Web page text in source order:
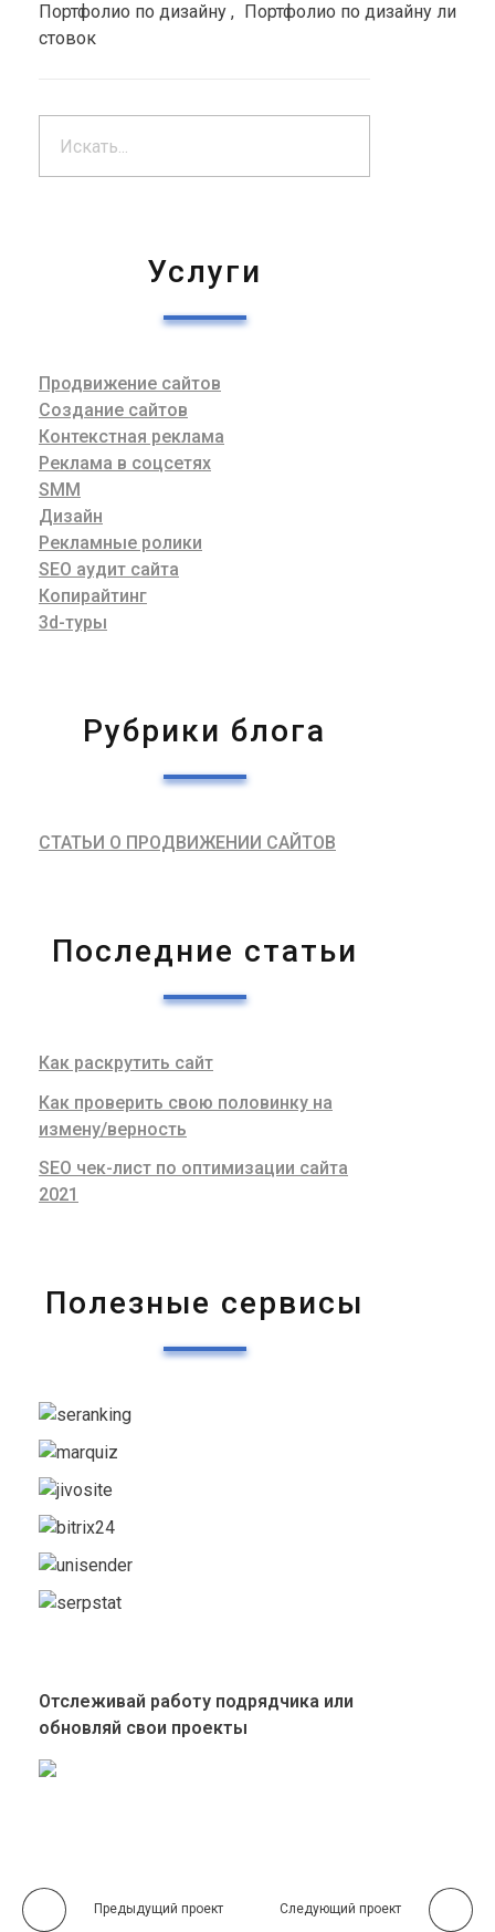
Портфолио по дизайну
Портфолио по дизайну ли
стовок
Услуги
Продвижение сайтов
Создание сайтов
Контекстная реклама
Реклама в соцсетях
SMM
Дизайн
Рекламные ролики
SEO аудит сайта
Копирайтинг
3d-туры
Рубрики блога
СТАТЬИ О ПРОДВИЖЕНИИ САЙТОВ
Последние статьи
Как раскрутить сайт
Как проверить свою половинку на
измену/верность
SEO чек-лист по оптимизации сайта
2021
Полезные сервисы
Отслеживай работу подрядчика или
обновляй свои проекты
Предыдущий проект Следующий проект